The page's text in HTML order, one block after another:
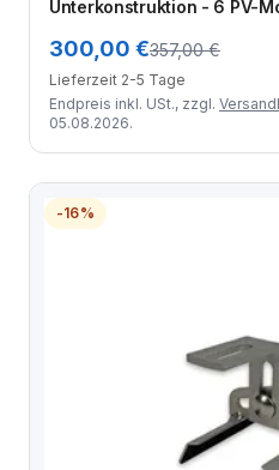
Unterkonstruktion - 6 PV-
300,00 €357,00 €
Lieferzeit 2-5 Tage
Endpreis inkl. USt., zzgl.
05.08.2026.
-16%